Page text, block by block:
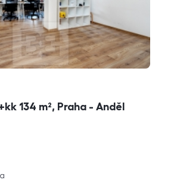
134 m², Praha - Anděl